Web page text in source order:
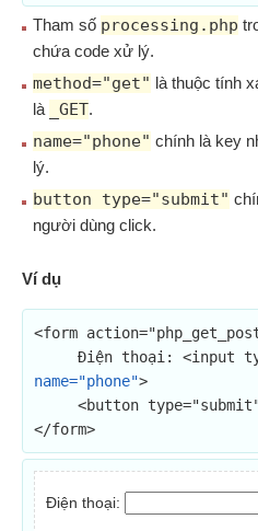
Tham số processing.php
chứa code xử lý.
method="get" là thuộc tính
là
_GET.
name="phone" chính là key
lý.
button type="submit"
người dùng click.
Ví dụ
<form
name="phone">
</form>
Điện thoại: